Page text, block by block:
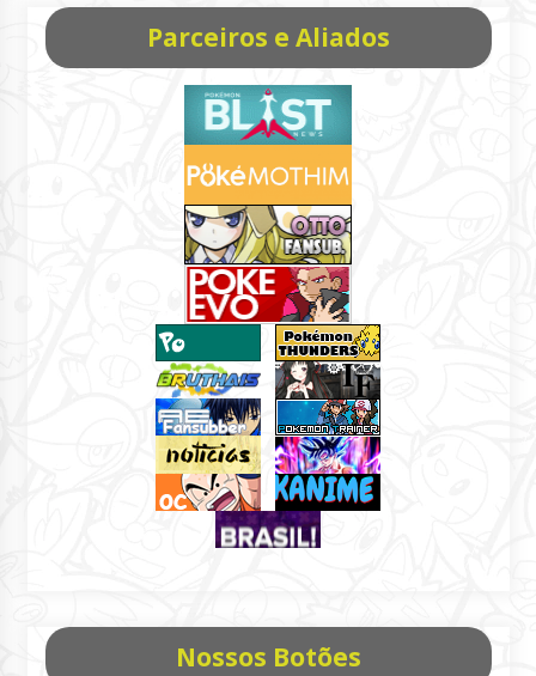
Parceiros e Aliados
Nossos Botões